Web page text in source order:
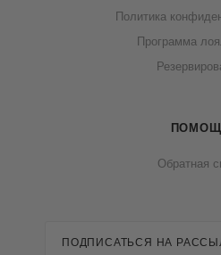
Политика
Программа
Обратная
ПОДПИСАТЬСЯ НА